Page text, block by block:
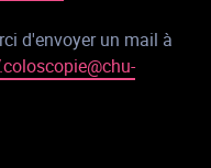
d'envoyer un mail à